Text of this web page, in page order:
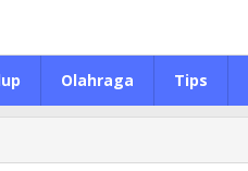
Olahraga Tips